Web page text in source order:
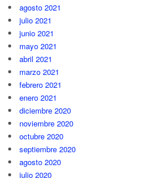
agosto 2021
julio 2021
junio 2021
mayo 2021
abril 2021
marzo 2021
febrero 2021
enero 2021
diciembre 2020
noviembre 2020
octubre 2020
septiembre 2020
agosto 2020
julio 2020